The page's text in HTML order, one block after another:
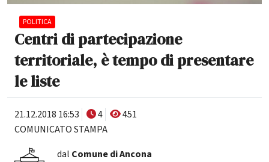
POLITICA
Centri di partecipazione
territoriale, è tempo di presentare
le liste
21.12.2018 16:53 4
451
COMUNICATO STAMPA
dal Comune di Ancona